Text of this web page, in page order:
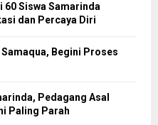
60 Siswa Samarinda
dan Percaya Diri
Begini Proses
Pedagang Asal
Paling Parah